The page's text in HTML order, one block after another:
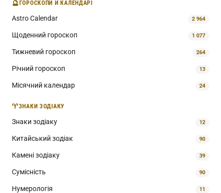
🔮ГОРОСКОПИ Й КАЛЕНДАРІ
Astro Calendar 2 964
Щоденний гороскоп 1 077
Тижневий гороскоп 264
Річний гороскоп 13
Місячний календар 24
♈ЗНАКИ ЗОДІАКУ
Знаки зодіаку 12
Китайський зодіак 90
Камені зодіаку 39
Сумісність 90
Нумерологія 11